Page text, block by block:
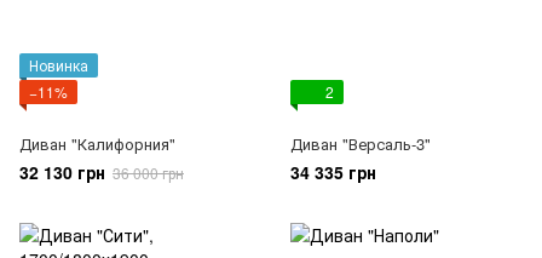
Новинка
−11%
Диван "Калифорния"
32 130 грн 36 000 грн
2
Диван "Версаль-3"
34 335 грн